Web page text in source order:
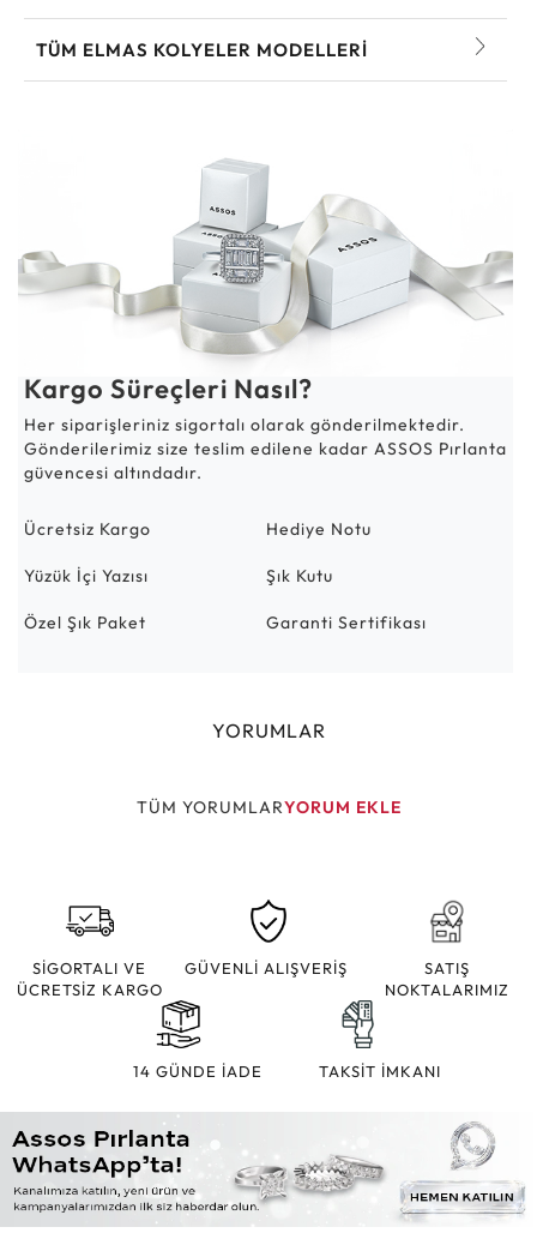
TÜM ELMAS KOLYELER MODELLERI
Kargo Süreçleri Nasıl?
Her siparişleriniz sigortalı olarak gönderilmektedir.
Gönderilerimiz size teslim edilene kadar ASSOS Pırlanta
güvencesi altındadır.
Ücretsiz Kargo Hediye Notu
Yüzük İçi Yazısı Şık Kutu
Özel Şık Paket Garanti Sertifikası
YORUMLAR
TÜM YORUMLARYORUM EKLE
SİGORTALI VE
ÜCRETSİZ KARGO
GÜVENLİ ALIŞVERİŞ
SATIŞ
NOKTALARIMIZ
14 GÜNDE İADE TAKSİT İMKANI